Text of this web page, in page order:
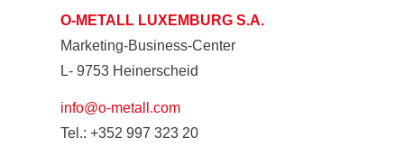
O-METALL LUXEMBURG S.A.
Marketing-Business-Center
L- 9753 Heinerscheid
info@o-metall.com
Tel.: +352 997 323 20